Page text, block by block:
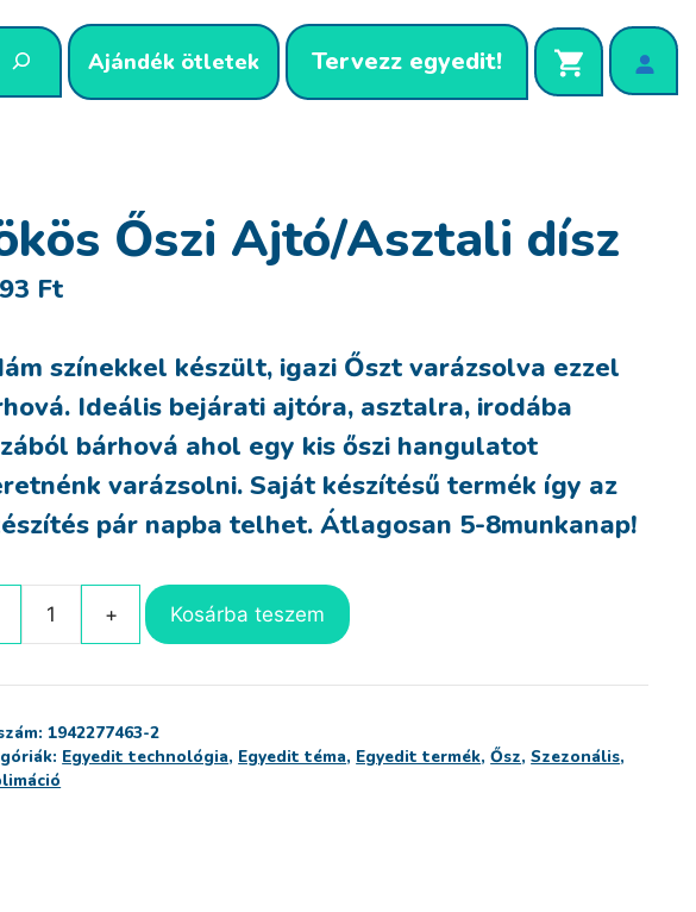
Ajándék ötletek Tervezz egyedit!
Őszi Ajtó/Asztali dísz
Ft
színekkel készült, igazi Őszt varázsolva ezzel
Ideális bejárati ajtóra, asztalra, irodába
bárhová ahol egy kis őszi hangulatot
varázsolni. Saját készítésű termék így az
pár napba telhet. Átlagosan 5-8munkanap!
Asztali
Kosárba teszem
1942277463-2
Egyedit technológia, Egyedit téma, Egyedit termék,Ősz,Szezonális,